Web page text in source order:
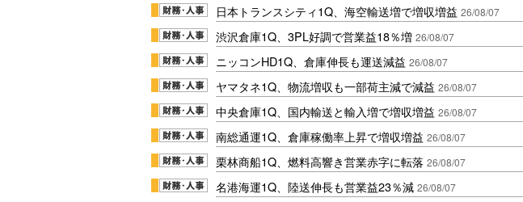
日本トランスシティ1Q、海空輸送増で増収増益 26/08/07
渋沢倉庫1Q、3PL好調で営業益18％増 26/08/07
ニッコンHD1Q、倉庫伸長も運送減益 26/08/07
ヤマタネ1Q、物流増収も一部荷主減で減益 26/08/07
中央倉庫1Q、国内輸送と輸入増で増収増益 26/08/07
南総通運1Q、倉庫稼働率上昇で増収増益 26/08/07
栗林商船1Q、燃料高響き営業赤字に転落 26/08/07
名港海運1Q、陸送伸長も営業益23％減 26/08/07